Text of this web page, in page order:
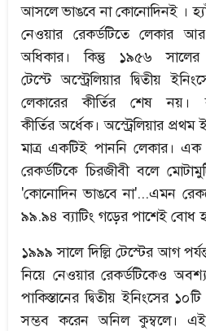
আসলে ভাঙবে না কোনোদিনই ।
নেওয়ার রেকর্ডটিতে লেকার
অধিকার। কিন্তু ১৯৫৬ সালের
টেস্টে অস্ট্রেলিয়ার দ্বিতীয়
লেকারের কীর্তির শেষ
কীর্তির অর্ধেক। অস্ট্রেলিয়ার
মাত্র একটিই পাননি লেকার।
রেকর্ডটিকে চিরজীবী বলে
'কোনোদিন ভাঙবে না'...এমন
৯৯.৯৪ ব্যাটিং গড়ের পাশেই বোধ
১৯৯৯ সালে দিল্লি টেস্টের আগ
নিয়ে নেওয়ার রেকর্ডটিকেও
পাকিস্তানের দ্বিতীয় ইনিংসের
সম্ভব করেন অনিল কুম্বলে।